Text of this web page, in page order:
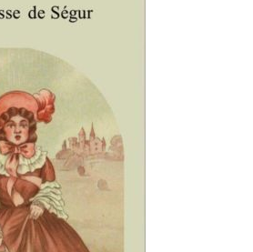
/ DÉTAILS